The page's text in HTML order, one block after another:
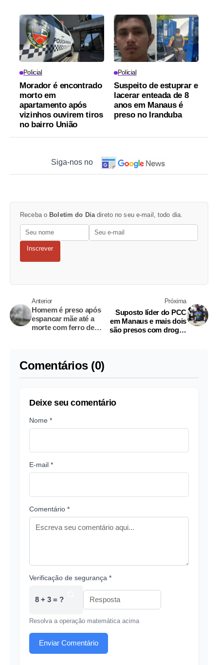
Policial
Morador é encontrado
morto em
apartamento após
vizinhos ouvirem tiros
no bairro União
Policial
Suspeito de estuprar e
lacerar enteada de 8
anos em Manaus é
preso no Iranduba
Siga-nos no
Receba o Boletim do Diadireto no seu e-mail, todo dia.
Inscrever
Anterior
Homem é preso após
espancar mãe até a
morte com ferro de
Próxima
Suposto líder do PCC
em Manaus e mais dois
são presos com drogas
Comentários (0)
Deixe seu comentário
Nome *
E-mail *
Comentário *
Verificação de segurança *
8 + 3 = ?
Resolva a operação matemática acima
Enviar Comentário